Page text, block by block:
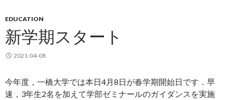
EDUCATION
新学期スタート
2021-04-08
今年度，一橋大学では本日4月8日が春学期開始日です．早
速，3年生2名を加えて学部ゼミナールのガイダンスを実施